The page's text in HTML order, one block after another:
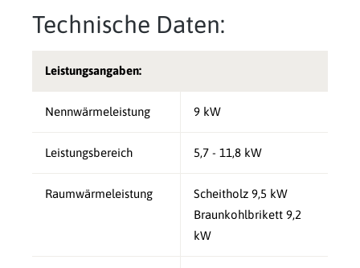
Technische Daten:
Leistungsangaben:
Nennwärmeleistung 9 kW
Leistungsbereich 5,7 - 11,8 kW
Raumwärmeleistung
Scheitholz 9,5 kW
Braunkohlbrikett 9,2
kW